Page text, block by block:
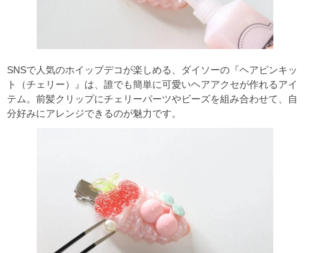
SNSで人気のホイップデコが楽しめる、ダイソーの『ヘアピンキッ
ト（チェリー）』は、誰でも簡単に可愛いヘアアクセが作れるアイ
テム。前髪クリップにチェリーパーツやビーズを組み合わせて、自
分好みにアレンジできるのが魅力です。